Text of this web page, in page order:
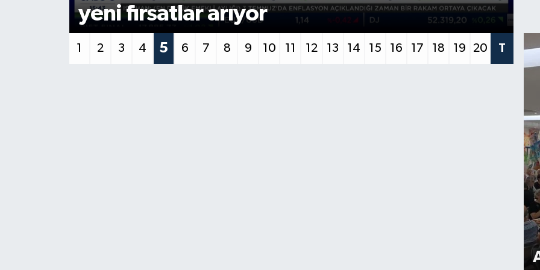
güvencesiyle İngiltere raflarında
1 2 3 4 5 6 7 8 9 10 11 12 13 14 15 16 17 18 19 20 T